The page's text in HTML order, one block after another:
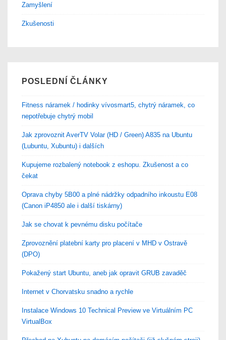
Zamyšlení
Zkušenosti
POSLEDNÍ ČLÁNKY
Fitness náramek / hodinky vívosmart5, chytrý náramek, co
nepotřebuje chytrý mobil
Jak zprovoznit AverTV Volar (HD / Green) A835 na Ubuntu
(Lubuntu, Xubuntu) i dalších
Kupujeme rozbalený notebook z eshopu. Zkušenost a co
čekat
Oprava chyby 5B00 a plné nádržky odpadního inkoustu E08
(Canon iP4850 ale i další tiskárny)
Jak se chovat k pevnému disku počítače
Zprovoznění platební karty pro placení v MHD v Ostravě
(DPO)
Pokažený start Ubuntu, aneb jak opravit GRUB zavaděč
Internet v Chorvatsku snadno a rychle
Instalace Windows 10 Technical Preview ve Virtuálním PC
VirtualBox